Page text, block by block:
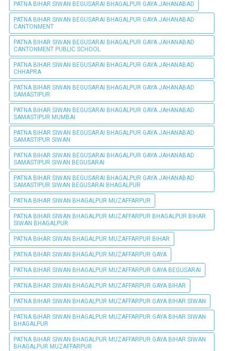
PATNA BIHAR SIWAN BEGUSARAI BHAGALPUR GAYA JAHANABAD
PATNA BIHAR SIWAN BEGUSARAI BHAGALPUR GAYA JAHANABAD
CANTONMENT
PATNA BIHAR SIWAN BEGUSARAI BHAGALPUR GAYA JAHANABAD
CANTONMENT PUBLIC SCHOOL
PATNA BIHAR SIWAN BEGUSARAI BHAGALPUR GAYA JAHANABAD
CHHAPRA
PATNA BIHAR SIWAN BEGUSARAI BHAGALPUR GAYA JAHANABAD
SAMASTIPUR
PATNA BIHAR SIWAN BEGUSARAI BHAGALPUR GAYA JAHANABAD
SAMASTIPUR MUMBAI
PATNA BIHAR SIWAN BEGUSARAI BHAGALPUR GAYA JAHANABAD
SAMASTIPUR SIWAN
PATNA BIHAR SIWAN BEGUSARAI BHAGALPUR GAYA JAHANABAD
SAMASTIPUR SIWAN BEGUSARAI
PATNA BIHAR SIWAN BEGUSARAI BHAGALPUR GAYA JAHANABAD
SAMASTIPUR SIWAN BEGUSARAI BHAGALPUR
PATNA BIHAR SIWAN BHAGALPUR MUZAFFARPUR
PATNA BIHAR SIWAN BHAGALPUR MUZAFFARPUR BHAGALPUR BIHAR
SIWAN BHAGALPUR
PATNA BIHAR SIWAN BHAGALPUR MUZAFFARPUR BIHAR
PATNA BIHAR SIWAN BHAGALPUR MUZAFFARPUR GAYA
PATNA BIHAR SIWAN BHAGALPUR MUZAFFARPUR GAYA BEGUSARAI
PATNA BIHAR SIWAN BHAGALPUR MUZAFFARPUR GAYA BIHAR
PATNA BIHAR SIWAN BHAGALPUR MUZAFFARPUR GAYA BIHAR SIWAN
PATNA BIHAR SIWAN BHAGALPUR MUZAFFARPUR GAYA BIHAR SIWAN
BHAGALPUR
PATNA BIHAR SIWAN BHAGALPUR MUZAFFARPUR GAYA BIHAR SIWAN
BHAGALPUR MUZAFFARPUR